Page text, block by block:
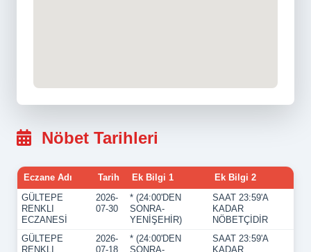
Nöbet Tarihleri
Eczane Adı Tarih Ek Bilgi 1
Ek Bilgi 2
GÜLTEPE
RENKLI
ECZANESİ
2026-
07-30
* (24:00'DEN
SONRA-
YENİŞEHİR)
SAAT 23:59'A
KADAR
NÖBETÇİDİR
GÜLTEPE
RENKLI
2026-
07-18
* (24:00'DEN
SONRA-
SAAT 23:59'A
KADAR